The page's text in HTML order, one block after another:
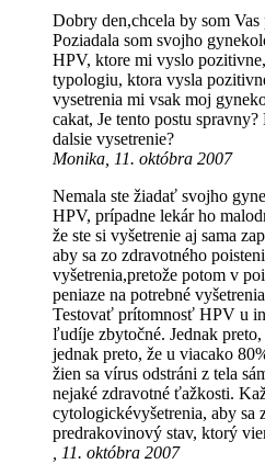
Dobry den,chcela by som Vas
Poziadala som svojho
HPV, ktore mi vyslo
typologiu, ktora vysla
vysetrenia mi vsak moj
cakat, Je tento postu
dalsie vysetrenie?
Monika, 11. októbra 2007
Nemala ste žiadať svojho
HPV, prípadne lekár ho
že ste si vyšetrenie aj sama
aby sa zo zdravotného
vyšetrenia,pretože potom v
peniaze na potrebné
Testovať prítomnosť HPV u
ľudíje zbytočné. Jednak
jednak preto, že u viacako
žien sa vírus odstráni z tela
nejaké zdravotné ťažkosti.
cytologickévyšetrenia, aby sa
predrakovinový stav, ktorý
, 11. októbra 2007